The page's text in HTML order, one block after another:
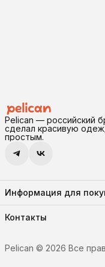
Pelican — российский
сделал красивую
простым.
Информация для
Реквизиты
Доставка и оплата
Оферта
Контакты
Телефон
Pelican © 2026 Все